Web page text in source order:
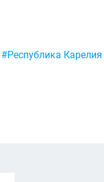
#Республика Карелия